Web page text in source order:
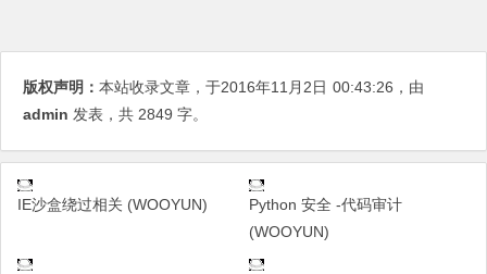
版权声明： 本站收录文章，于2016年11月2日 00:43:26 ，由
admin 发表，共 2849 字。
IE沙盒绕过相关 (WOOYUN)
Python 安全 -代码审计
(WOOYUN)